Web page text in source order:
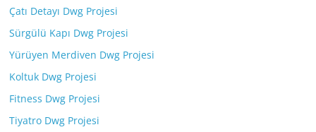
Çatı Detayı Dwg Projesi
Sürgülü Kapı Dwg Projesi
Yürüyen Merdiven Dwg Projesi
Koltuk Dwg Projesi
Fitness Dwg Projesi
Tiyatro Dwg Projesi